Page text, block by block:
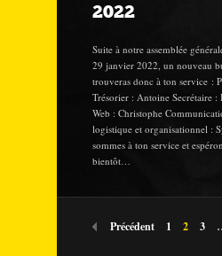
2022
Suite à notre assemblée
29 janvier 2022, un nouveau
trouveras donc à ton service :
Trésorier : Antoine Secrétaire :
Web : Christophe
logistique et organisationnel :
sommes à ton service et
bientôt…
Précédent 1 2 3